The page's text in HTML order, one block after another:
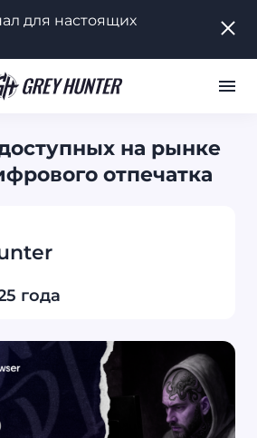
для настоящих
для настоящих
на рынке
отпечатка
года